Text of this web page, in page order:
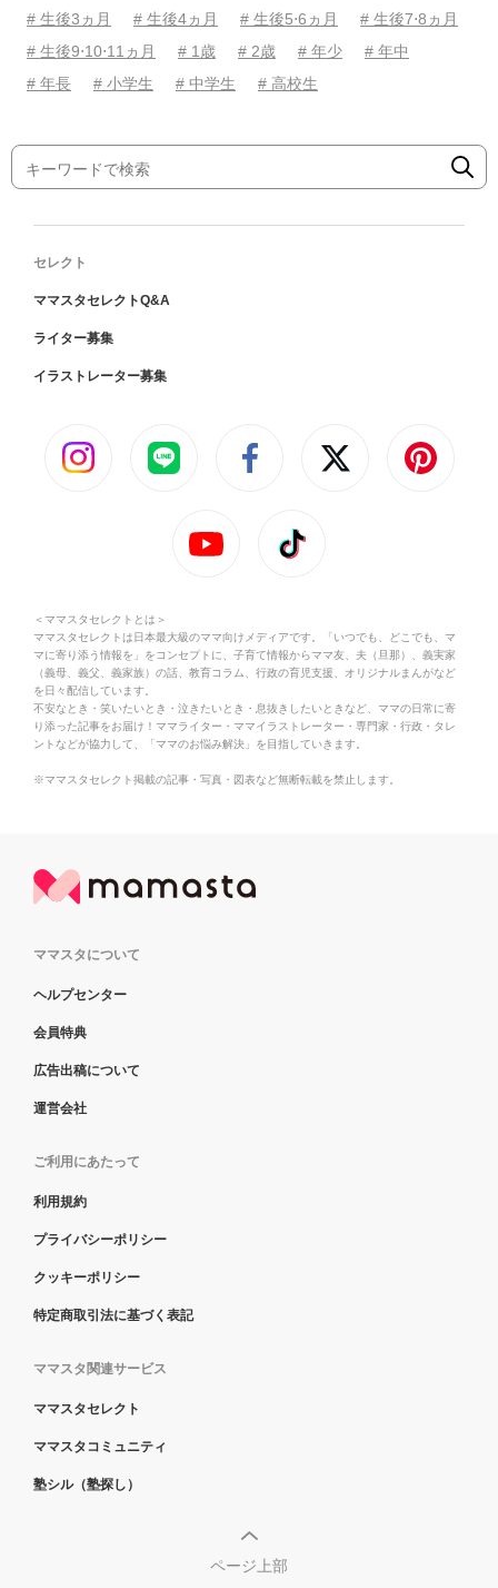
# 生後3ヵ月
# 生後4ヵ月 # 生後5⋅6ヵ月
# 生後7⋅8ヵ月
# 生後9⋅10⋅11ヵ月
# 1歳 # 2歳 # 年少
# 年中
# 年長
# 小学生 # 中学生 # 高校生
セレクト
ママスタセレクトQ&A
ライター募集
イラストレーター募集
＜ママスタセレクトとは＞
ママスタセレクトは日本最大級のママ向けメディアです。「いつでも、どこでも、マ
マに寄り添う情報を」をコンセプトに、子育て情報からママ友、夫（旦那）、義実家
（義母、義父、義家族）の話、教育コラム、行政の育児支援、オリジナルまんがなど
を日々配信しています。
不安なとき・笑いたいとき・泣きたいとき・息抜きしたいときなど、ママの日常に寄
り添った記事をお届け！ママライター・ママイラストレーター・専門家・行政・タレ
ントなどが協力して、「ママのお悩み解決」を目指していきます。
※ママスタセレクト掲載の記事・写真・図表など無断転載を禁止します。
ママスタについて
ヘルプセンター
会員特典
広告出稿について
運営会社
ご利用にあたって
利用規約
プライバシーポリシー
クッキーポリシー
特定商取引法に基づく表記
ママスタ関連サービス
ママスタセレクト
ママスタコミュニティ
塾シル（塾探し）
ページ上部